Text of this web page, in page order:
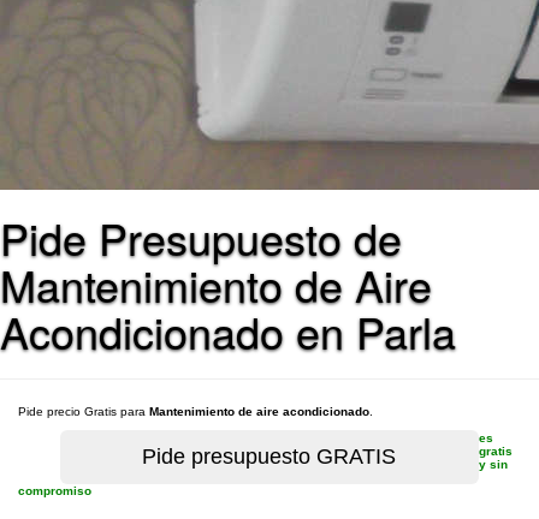
Pide Presupuesto de
Mantenimiento de Aire
Acondicionado en Parla
Pide precio Gratis para Mantenimiento de aire acondicionado
es
gratis
y sin
compromiso